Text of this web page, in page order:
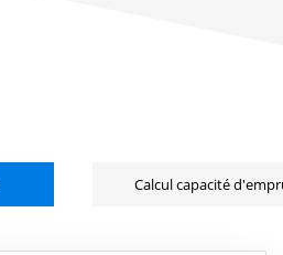
Calcul capacité